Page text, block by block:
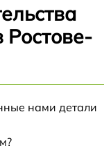
Ростове-
нами детали